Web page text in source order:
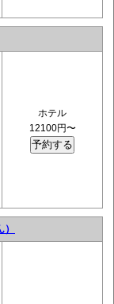
ホテル
12100円〜